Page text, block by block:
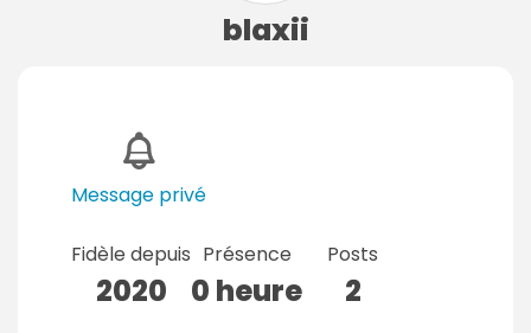
blaxii
Message privé
Fidèle depuis
2020
Présence
0 heure
Posts
2